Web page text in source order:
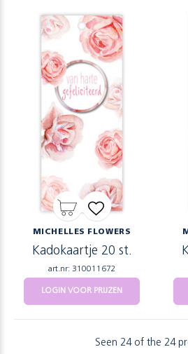
MICHELLES FLOWERS
Kadokaartje 20 st.
art.nr: 310011672
LOGIN VOOR PRIJZEN
Seen 24 of the 24